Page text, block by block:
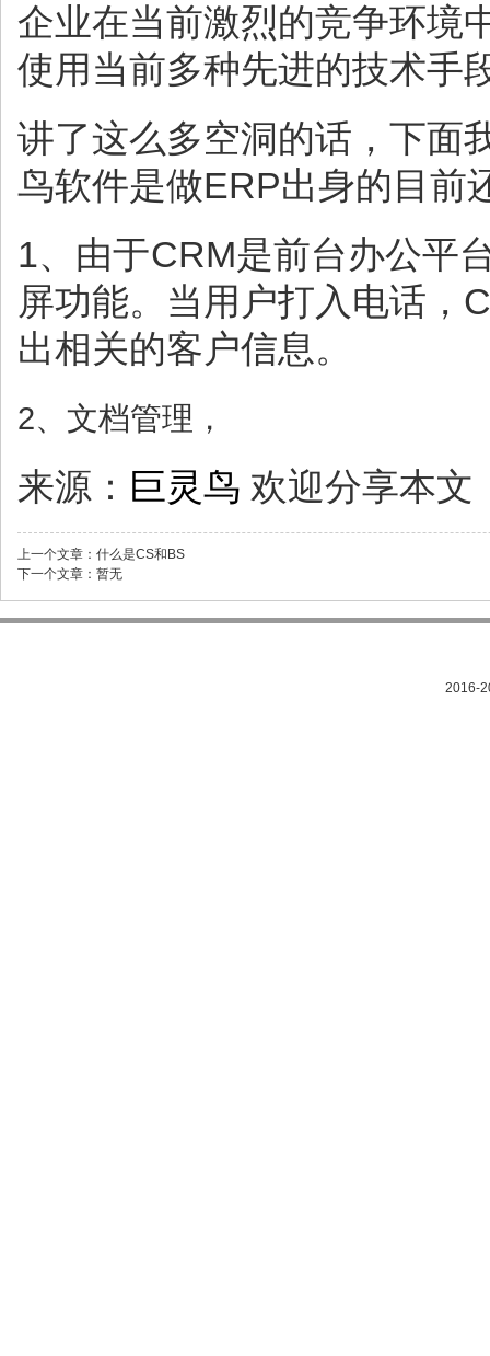
企业在当前激烈的竞争环境
使用当前多种先进的技术手
讲了这么多空洞的话，下面
鸟软件是做ERP出身的目前
1、由于CRM是前台办公平
屏功能。当用户打入电话，
出相关的客户信息。
2、文档管理，
来源： 巨灵鸟 欢迎分享本文
上一个文章： 什么是CS和BS
下一个文章： 暂无
2016-